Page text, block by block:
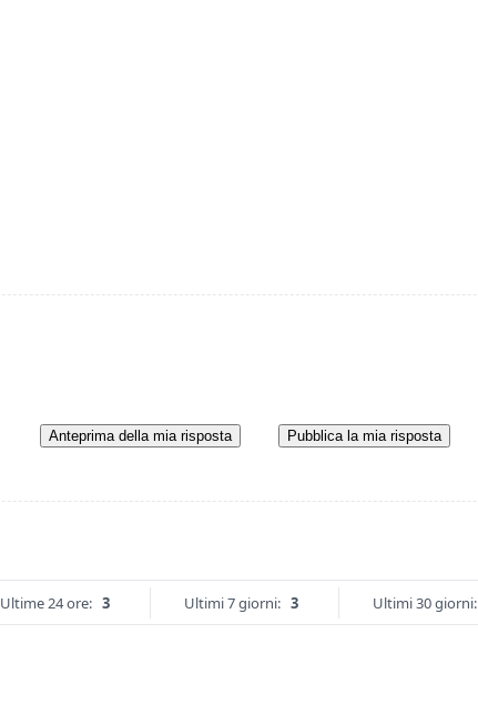
Anteprima della mia risposta Pubblica la mia risposta
Ultime 24 ore: 3 Ultimi 7 giorni: 3 Ultimi 30 giorni: